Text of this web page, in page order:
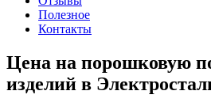
Полезное
Контакты
Цена на порошковую
изделий в